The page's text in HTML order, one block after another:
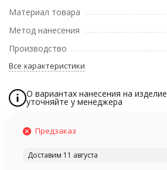
Материал товара
Метод нанесения
Производство
Все характеристики
О вариантах нанесения на изделие
уточняйте у менеджера
Предзаказ
Доставим 11 августа